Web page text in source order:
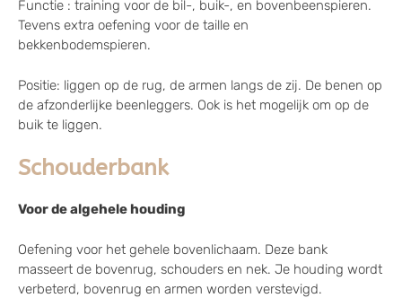
Functie : training voor de bil-, buik-, en bovenbeenspieren.
Tevens extra oefening voor de taille en
bekkenbodemspieren.
Positie: liggen op de rug, de armen langs de zij. De benen op
de afzonderlijke beenleggers. Ook is het mogelijk om op de
buik te liggen.
Schouderbank
Voor de algehele houding
Oefening voor het gehele bovenlichaam. Deze bank
masseert de bovenrug, schouders en nek. Je houding wordt
verbeterd, bovenrug en armen worden verstevigd.